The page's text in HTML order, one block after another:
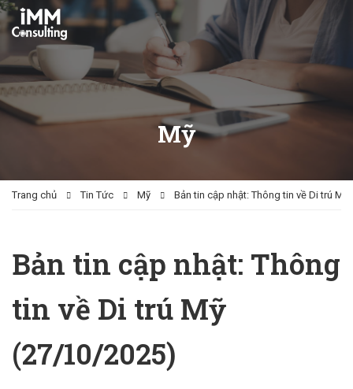
Mỹ
Trang chủ Tin Tức Mỹ Bản tin cập nhật: Thông tin về Di trú
Bản tin cập nhật: Thông
tin về Di trú Mỹ
(27/10/2025)